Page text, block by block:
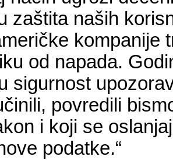
zaštita naših
kompanije
od napada.
sigurnost
povredili
i koji se
podatke.“